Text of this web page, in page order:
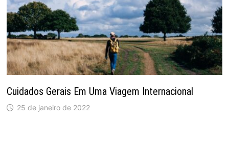
Cuidados Gerais Em Uma Viagem Internacional
25 de janeiro de 2022